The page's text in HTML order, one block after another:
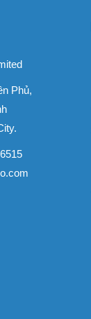
Phủ,